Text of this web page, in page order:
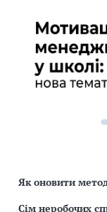
Як оновити
Сім неробочих